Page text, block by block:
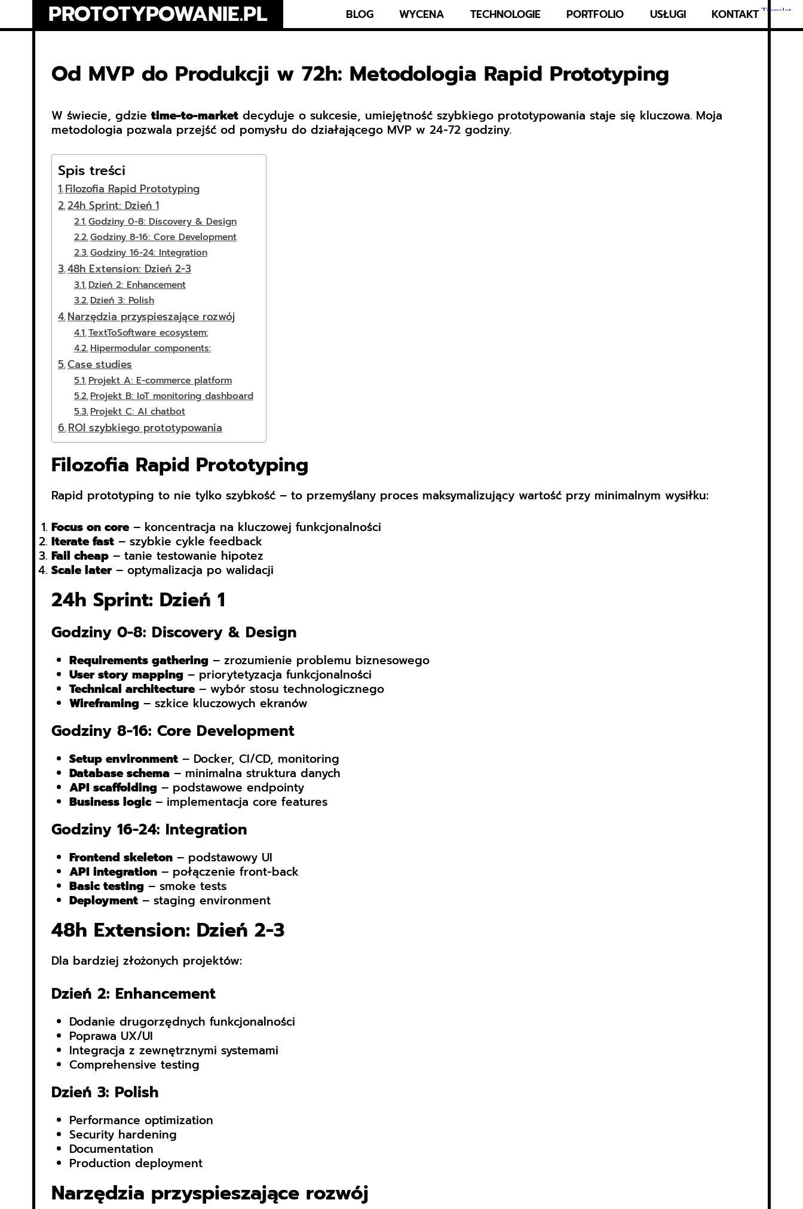
content
PROTOTYPOWANIE.PL BLOG WYCENA TECHNOLOGIE PORTFOLIO USŁUGI KONTAKT
Od MVP do Produkcji w 72h: Metodologia Rapid Prototyping
W świecie, gdzietime-to-marketdecyduje o sukcesie, umiejętność szybkiego prototypowania staje się kluczowa. Moja
metodologia pozwala przejść od pomysłu do działającego MVP w 24-72 godziny.
Spis treści
Filozofia Rapid Prototyping
24h Sprint: Dzień 1
Godziny 0-8: Discovery & Design
Godziny 8-16: Core Development
Godziny 16-24: Integration
48h Extension: Dzień 2-3
Dzień 2: Enhancement
Dzień 3: Polish
Narzędzia przyspieszające rozwój
TextToSoftware ecosystem:
Hipermodular components:
Case studies
Projekt A: E-commerce platform
Projekt B: IoT monitoring dashboard
Projekt C: AI chatbot
ROI szybkiego prototypowania
Filozofia Rapid Prototyping
Rapid prototyping to nie tylko szybkość – to przemyślany proces maksymalizujący wartość przy minimalnym wysiłku:
Focus on core– koncentracja na kluczowej funkcjonalności
Iterate fast– szybkie cykle feedback
Fail cheap– tanie testowanie hipotez
Scale later– optymalizacja po walidacji
24h Sprint: Dzień 1
Godziny 0-8: Discovery & Design
Requirements gathering– zrozumienie problemu biznesowego
User story mapping– priorytetyzacja funkcjonalności
Technical architecture– wybór stosu technologicznego
Wireframing– szkice kluczowych ekranów
Godziny 8-16: Core Development
Setup environment– Docker, CI/CD, monitoring
Database schema– minimalna struktura danych
API scaffolding– podstawowe endpointy
Business logic– implementacja core features
Godziny 16-24: Integration
Frontend skeleton– podstawowy UI
API integration– połączenie front-back
Basic testing– smoke tests
Deployment– staging environment
48h Extension: Dzień 2-3
Dla bardziej złożonych projektów:
Dzień 2: Enhancement
Dodanie drugorzędnych funkcjonalności
Poprawa UX/UI
Integracja z zewnętrznymi systemami
Comprehensive testing
Dzień 3: Polish
Performance optimization
Security hardening
Documentation
Production deployment
Narzędzia przyspieszające rozwój